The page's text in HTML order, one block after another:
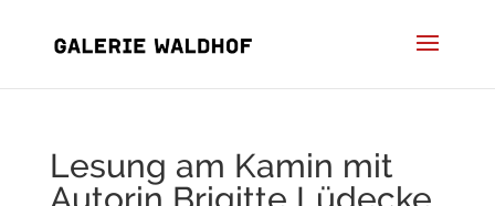
Lesung am Kamin mit